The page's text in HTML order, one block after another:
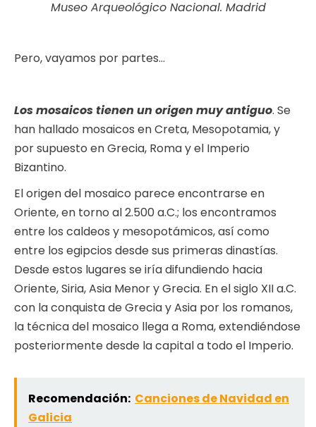
Museo Arqueológico Nacional. Madrid
Pero, vayamos por partes…
Los mosaicos tienen un origen muy antiguo. Se
han hallado mosaicos en Creta, Mesopotamia, y
por supuesto en Grecia, Roma y el Imperio
Bizantino.
El origen del mosaico parece encontrarse en
Oriente, en torno al 2.500 a.C.; los encontramos
entre los caldeos y mesopotámicos, así como
entre los egipcios desde sus primeras dinastías.
Desde estos lugares se iría difundiendo hacia
Oriente, Siria, Asia Menor y Grecia. En el siglo XII a.C.
con la conquista de Grecia y Asia por los romanos,
la técnica del mosaico llega a Roma, extendiéndose
posteriormente desde la capital a todo el Imperio.
Recomendación: Canciones de Navidad en
Galicia